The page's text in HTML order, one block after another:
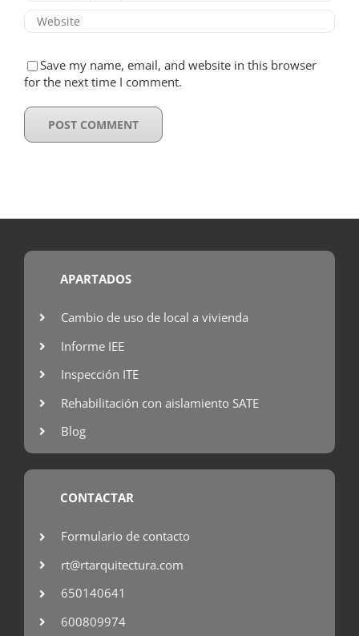
Save my name, email, and website in this browser
for the next time I comment.
APARTADOS
Cambio de uso de local a vivienda
Informe IEE
Inspección ITE
Rehabilitación con aislamiento SATE
Blog
CONTACTAR
Formulario de contacto
rt@rtarquitectura.com
650140641
600809974